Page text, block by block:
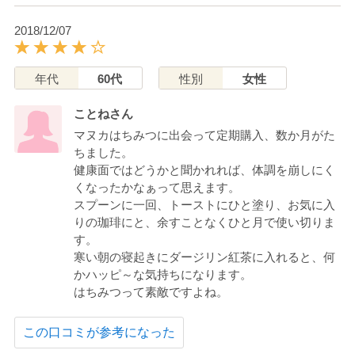
2018/12/07
年代 60代 性別 女性
ことねさん
マヌカはちみつに出会って定期購入、数か月がた
ちました。
健康面ではどうかと聞かれれば、体調を崩しにく
くなったかなぁって思えます。
スプーンに一回、トーストにひと塗り、お気に入
りの珈琲にと、余すことなくひと月で使い切りま
す。
寒い朝の寝起きにダージリン紅茶に入れると、何
かハッピ～な気持ちになります。
はちみつって素敵ですよね。
この口コミが参考になった